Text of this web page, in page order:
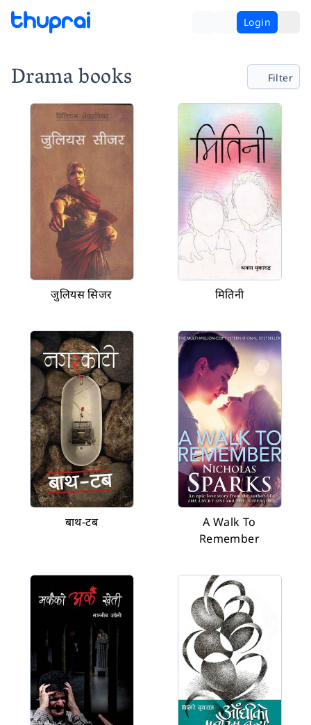
Login
Drama books Filter
जुलियस सिजर मितिनी
बाथ-टब
A Walk To
Remember